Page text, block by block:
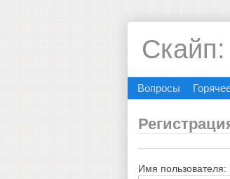
Вопросы
Имя пользователя: